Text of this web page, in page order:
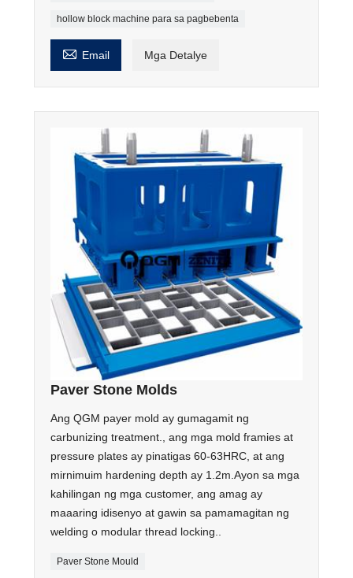
hollow block machine para sa pagbebenta
 Email Mga Detalye
Paver Stone Molds
Ang QGM payer mold ay gumagamit ng
carbunizing treatment., ang mga mold framies at
pressure plates ay pinatigas 60-63HRC, at ang
mirnimuim hardening depth ay 1.2m.Ayon sa mga
kahilingan ng mga customer, ang amag ay
maaaring idisenyo at gawin sa pamamagitan ng
welding o modular thread locking..
Paver Stone Mould